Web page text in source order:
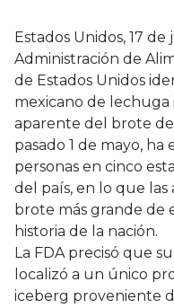
Estados Unidos, 17
Administración de
de Estados Unidos
mexicano de
aparente del brote de
pasado 1 de mayo, ha
personas en cinco
del país, en lo que las
brote más grande de
historia de la nación.
La FDA precisó que
localizó a un único
iceberg proveniente